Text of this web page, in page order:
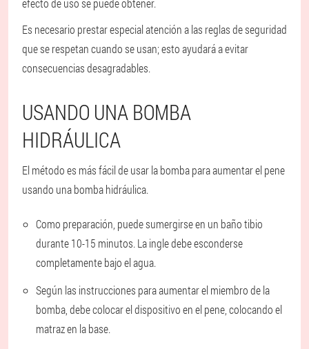
efecto de uso se puede obtener.
Es necesario prestar especial atención a las reglas de seguridad
que se respetan cuando se usan; esto ayudará a evitar
consecuencias desagradables.
USANDO UNA BOMBA
HIDRÁULICA
El método es más fácil de usar la bomba para aumentar el pene
usando una bomba hidráulica.
Como preparación, puede sumergirse en un baño tibio
durante 10-15 minutos. La ingle debe esconderse
completamente bajo el agua.
Según las instrucciones para aumentar el miembro de la
bomba, debe colocar el dispositivo en el pene, colocando el
matraz en la base.